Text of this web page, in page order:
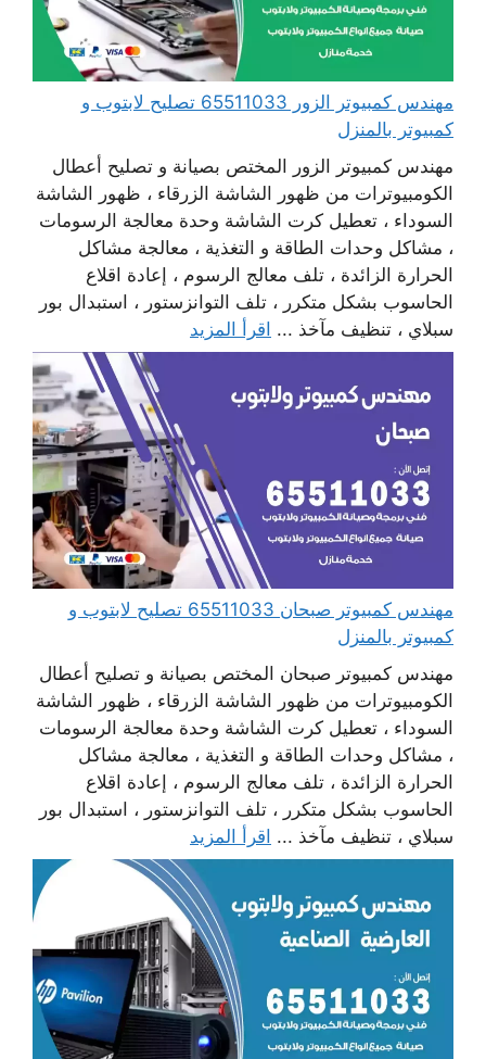
مهندس كمبيوتر الزور 65511033 تصليح لابتوب و
كمبيوتر بالمنزل
مهندس كمبيوتر الزور المختص بصيانة و تصليح أعطال
الكومبيوترات من ظهور الشاشة الزرقاء ، ظهور الشاشة
السوداء ، تعطيل كرت الشاشة وحدة معالجة الرسومات
، مشاكل وحدات الطاقة و التغذية ، معالجة مشاكل
الحرارة الزائدة ، تلف معالج الرسوم ، إعادة اقلاع
الحاسوب بشكل متكرر ، تلف التوانزستور ، استبدال بور
سبلاي ، تنظيف مآخذ ... اقرأ المزيد
مهندس كمبيوتر صبحان 65511033 تصليح لابتوب و
كمبيوتر بالمنزل
مهندس كمبيوتر صبحان المختص بصيانة و تصليح أعطال
الكومبيوترات من ظهور الشاشة الزرقاء ، ظهور الشاشة
السوداء ، تعطيل كرت الشاشة وحدة معالجة الرسومات
، مشاكل وحدات الطاقة و التغذية ، معالجة مشاكل
الحرارة الزائدة ، تلف معالج الرسوم ، إعادة اقلاع
الحاسوب بشكل متكرر ، تلف التوانزستور ، استبدال بور
سبلاي ، تنظيف مآخذ ... اقرأ المزيد